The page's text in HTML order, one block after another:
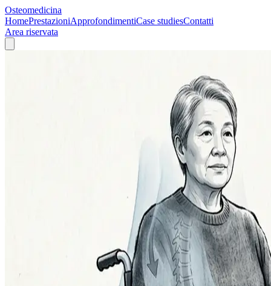
Osteomedicina
HomePrestazioniApprofondimentiCase studiesContatti
Area riservata